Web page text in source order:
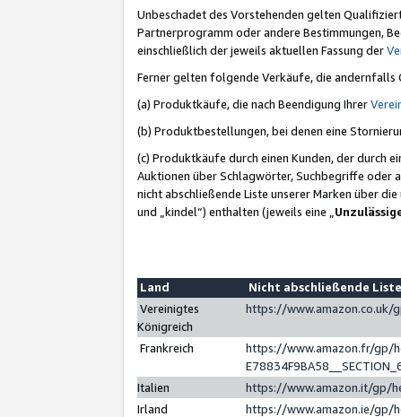
Unbeschadet des Vorstehenden gelten
Partnerprogramm oder andere Bestimmungen,
einschließlich der jeweils aktuellen Fassung der
Ferner gelten folgende Verkäufe, die andernfalls
(a) Produktkäufe, die nach Beendigung Ihrer
(b) Produktbestellungen, bei denen eine
(c) Produktkäufe durch einen Kunden, der durch
Auktionen über Schlagwörter, Suchbegriffe oder
nicht abschließende Liste unserer Marken über
und „kindel“) enthalten (jeweils eine „
Land
Nicht abschließende
Vereinigtes
Königreich
https://www.amazon.co.uk/
Frankreich
https://www.amazon.fr/gp/
Italien
https://www.amazon.it/gp/
Irland
https://www.amazon.ie/gp/